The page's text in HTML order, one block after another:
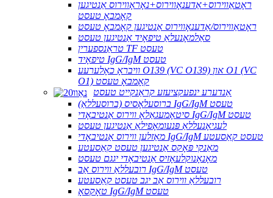
ראָטאַווירוס+אַדענאָווירוס+נאָראָווירוס אַנטיגען
קאָמבאָ טעסט
ראָטאַווירוס/אַדענאָווירוס אַנטיגען קאָמבאָ טעסט
סאַלמאָנעלאַ טיפאָיד אַנטיגען טעסט
טראַנספערין TF טעסט
טיפאָיד IgG/IgM טעסט
וויבראָ כאָלערעע O139 (VC O139) און O1 (VC
O1) קאָמבאָ טעסט
אַנדערע ינפעקציעזע קראַנקייט טעסט
ברוסעלאָסיס (ברוסעללאַ) IgG/IgM טעסט
סיטאָמעגאַלאָ ווירוס אַנטיבאָדי IgG/IgM טעסט
לעגיאָנעללאַ פּנעומאָפילאַ אַנטיגען טעסט
מאַזלען ווירוס אַנטיבאָדי IgG/IgM טעסט קאַסעטע
מאַנקי פּאָקס אַנטיגען טעסט קאַסעטע
מאָנאָנוקלעאָזיס אַנטיבאָדי יגגם טעסט
רובעללאַ ווירוס אַב IgG/IgM טעסט
רובעללאַ ווירוס אַב יגב טעסט קאַסעטע
טאָקסאָ IgG/IgM טעסט